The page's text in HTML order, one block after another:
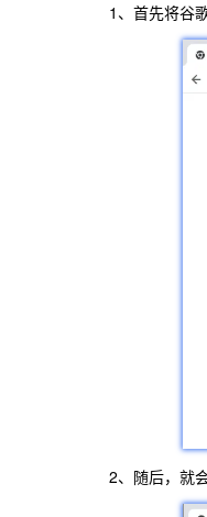
1、首先将谷
2、随后，就